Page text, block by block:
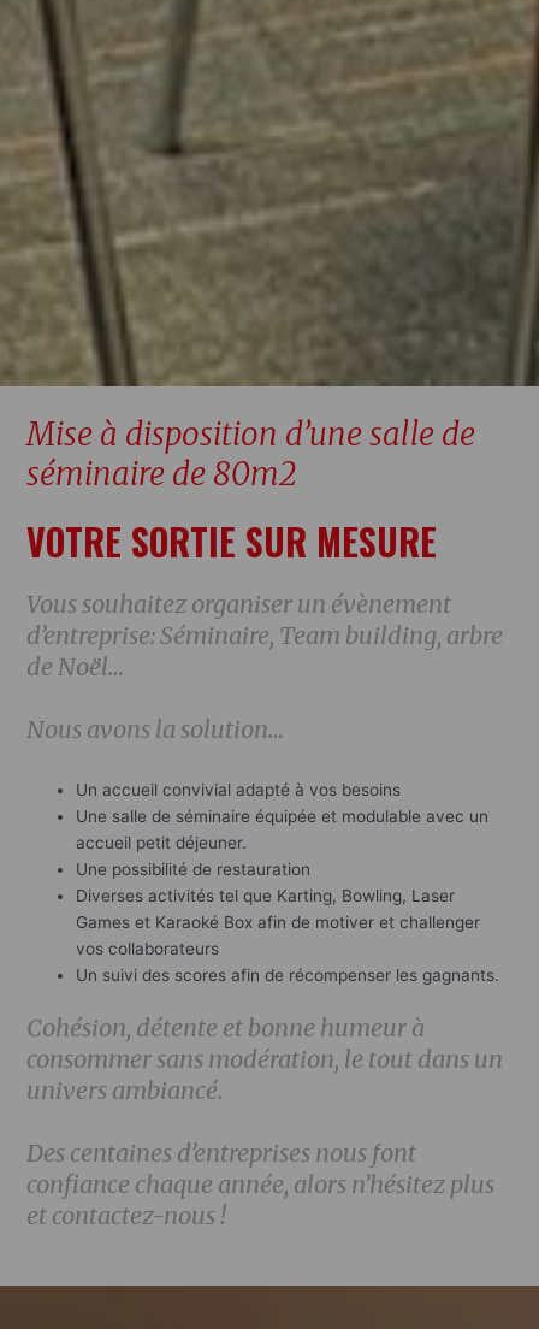
Mise à disposition d’une salle de
séminaire de 80m2
VOTRE SORTIE SUR MESURE
Vous souhaitez organiser un évènement
d’entreprise: Séminaire, Team building, arbre
de Noël…
Nous avons la solution…
Un accueil convivial adapté à vos besoins
Une salle de séminaire équipée et modulable avec un
accueil petit déjeuner.
Une possibilité de restauration
Diverses activités tel que Karting, Bowling, Laser
Games et Karaoké Box afin de motiver et challenger
vos collaborateurs
Un suivi des scores afin de récompenser les gagnants.
Cohésion, détente et bonne humeur à
consommer sans modération, le tout dans un
univers ambiancé.
Des centaines d’entreprises nous font
confiance chaque année, alors n’hésitez plus
et contactez-nous !